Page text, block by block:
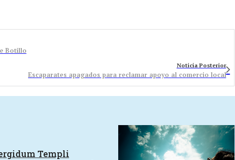
Botillo
Noticia Posterior
Escaparates apagados para reclamar apoyo al comercio local
Templi